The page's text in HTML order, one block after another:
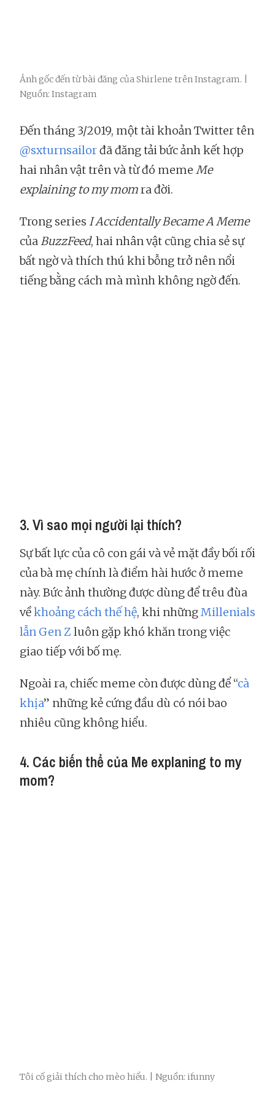
Ảnh gốc đến từ bài đăng của Shirlene trên Instagram. |
Nguồn: Instagram
Đến tháng 3/2019, một tài khoản Twitter tên
@sxturnsailorđã đăng tải bức ảnh kết hợp
hai nhân vật trên và từ đó meme Me
explaining to my momra đời.
Trong series I Accidentally Became A Meme
củaBuzzFeed, hai nhân vật cũng chia sẻ sự
bất ngờ và thích thú khi bỗng trở nên nổi
tiếng bằng cách mà mình không ngờ đến.
3. Vì sao mọi người lại thích?
Sự bất lực của cô con gái và vẻ mặt đầy bối rối
của bà mẹ chính là điểm hài hước ở meme
này. Bức ảnh thường được dùng để trêu đùa
vềkhoảng cách thế hệ, khi nhữngMillenials
lẫn Gen Z luôn gặp khó khăn trong việc
giao tiếp với bố mẹ.
Ngoài ra, chiếc meme còn được dùng để “cà
khịa” những kẻ cứng đầu dù có nói bao
nhiêu cũng không hiểu.
4. Các biến thể của Me explaning to my
mom?
Tôi cố giải thích cho mèo hiểu. | Nguồn: ifunny